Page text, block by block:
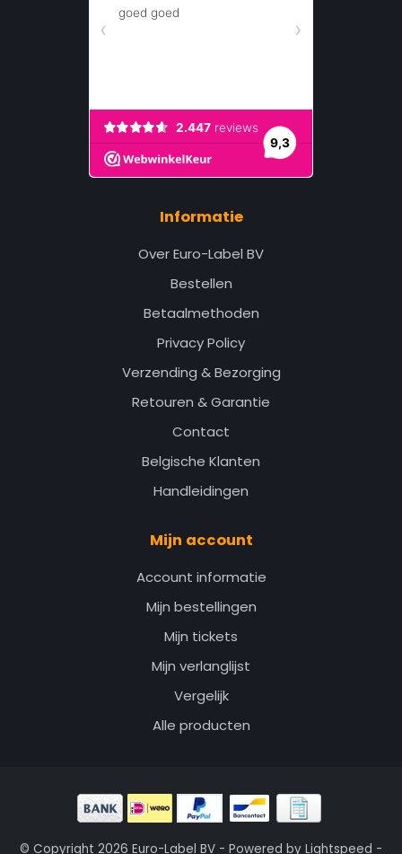
Informatie
Over Euro-Label BV
Bestellen
Betaalmethoden
Privacy Policy
Verzending & Bezorging
Retouren & Garantie
Contact
Belgische Klanten
Handleidingen
Mijn account
Account informatie
Mijn bestellingen
Mijn tickets
Mijn verlanglijst
Vergelijk
Alle producten
© Copyright 2026 Euro-Label BV - Powered by Lightspeed -